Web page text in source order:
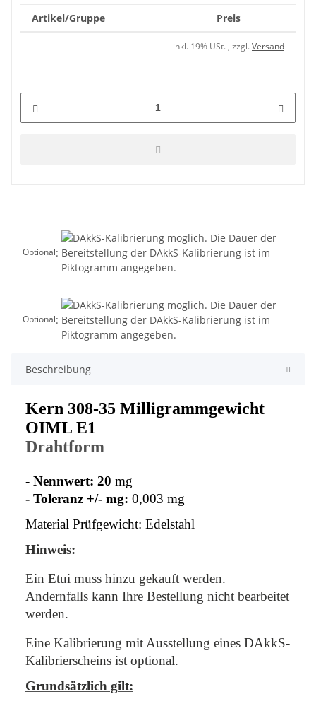
Artikel/Gruppe Preis
inkl. 19% USt. , zzgl.Versand
Optional:
Optional:
Beschreibung
Kern 308-35 Milligrammgewicht
OIML E1
Drahtform
- Nennwert: 20 mg
- Toleranz +/- mg: 0,003 mg
Material Prüfgewicht: Edelstahl
Hinweis:
Ein Etui muss hinzu gekauft werden.
Andernfalls kann Ihre Bestellung nicht bearbeitet
werden.
Eine Kalibrierung mit Ausstellung eines DAkkS-
Kalibrierscheins ist optional.
Grundsätzlich gilt: